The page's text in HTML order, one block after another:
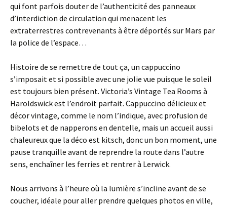
qui font parfois douter de l’authenticité des panneaux
d’interdiction de circulation qui menacent les
extraterrestres contrevenants à être déportés sur Mars par
la police de l’espace…
Histoire de se remettre de tout ça, un cappuccino
s’imposait et si possible avec une jolie vue puisque le soleil
est toujours bien présent. Victoria’s Vintage Tea Rooms à
Haroldswick est l’endroit parfait. Cappuccino délicieux et
décor vintage, comme le nom l’indique, avec profusion de
bibelots et de napperons en dentelle, mais un accueil aussi
chaleureux que la déco est kitsch, donc un bon moment, une
pause tranquille avant de reprendre la route dans l’autre
sens, enchaîner les ferries et rentrer à Lerwick.
Nous arrivons à l’heure où la lumière s’incline avant de se
coucher, idéale pour aller prendre quelques photos en ville,